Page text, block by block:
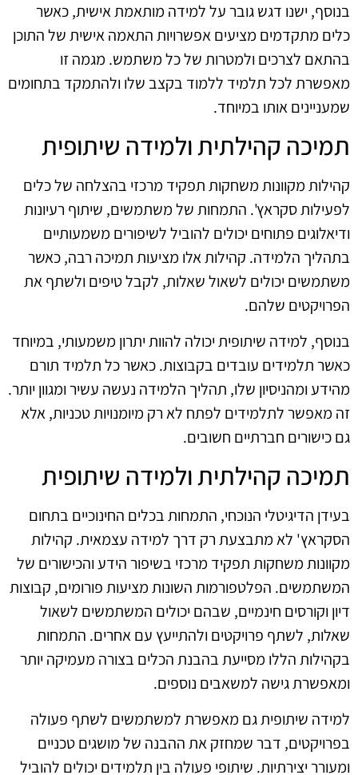
בנוסף, ישנו דגש גובר על למידה מותאמת אישית, כאשר
כלים מתקדמים מציעים אפשרויות התאמה אישית של התוכן
בהתאם לצרכים ולמטרות של כל משתמש. מגמה זו
מאפשרת לכל תלמיד ללמוד בקצב שלו ולהתמקד בתחומים
שמעניינים אותו במיוחד.
תמיכה קהילתית ולמידה שיתופית
קהילות מקוונות משחקות תפקיד מרכזי בהצלחה של כלים
לפעילות סקראץ'. התמחות של משתמשים, שיתוף רעיונות
ודיאלוגים פתוחים יכולים להוביל לשיפורים משמעותיים
בתהליך הלמידה. קהילות אלו מציעות תמיכה רבה, כאשר
משתמשים יכולים לשאול שאלות, לקבל טיפים ולשתף את
הפרויקטים שלהם.
בנוסף, למידה שיתופית יכולה להוות יתרון משמעותי, במיוחד
כאשר תלמידים עובדים בקבוצות. כאשר כל תלמיד תורם
מהידע ומהניסיון שלו, תהליך הלמידה נעשה עשיר ומגוון יותר.
זה מאפשר לתלמידים לפתח לא רק מיומנויות טכניות, אלא
גם כישורים חברתיים חשובים.
תמיכה קהילתית ולמידה שיתופית
בעידן הדיגיטלי הנוכחי, התמחות בכלים החינוכיים בתחום
הסקראץ' לא מתבצעת רק דרך למידה עצמאית. קהילות
מקוונות משחקות תפקיד מרכזי בשיפור הידע והכישורים של
המשתמשים. הפלטפורמות השונות מציעות פורומים, קבוצות
דיון וקורסים חינמיים, שבהם יכולים המשתמשים לשאול
שאלות, לשתף פרויקטים ולהתייעץ עם אחרים. התמחות
בקהילות הללו מסייעת בהבנת הכלים בצורה מעמיקה יותר
ומאפשרת גישה למשאבים נוספים.
למידה שיתופית גם מאפשרת למשתמשים לשתף פעולה
בפרויקטים, דבר שמחזק את ההבנה של מושגים טכניים
ומעורר יצירתיות. שיתופי פעולה בין תלמידים יכולים להוביל